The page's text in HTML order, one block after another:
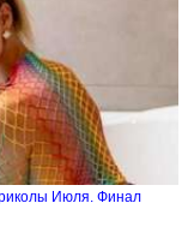
Июля. Финал